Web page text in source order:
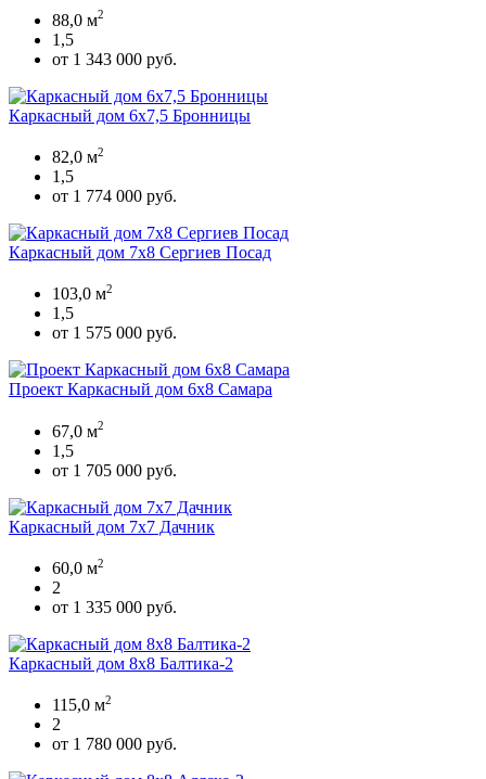
88,0 м2
1,5
от 1 343 000 руб.
Каркасный дом 6х7,5 Бронницы
82,0 м2
1,5
от 1 774 000 руб.
Каркасный дом 7х8 Сергиев Посад
103,0 м2
1,5
от 1 575 000 руб.
Проект Каркасный дом 6х8 Самара
67,0 м2
1,5
от 1 705 000 руб.
Каркасный дом 7х7 Дачник
60,0 м2
2
от 1 335 000 руб.
Каркасный дом 8х8 Балтика-2
115,0 м2
2
от 1 780 000 руб.